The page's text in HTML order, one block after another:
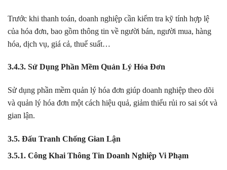
Trước khi thanh toán, doanh nghiệp cần kiểm tra kỹ tính hợp lệ
của hóa đơn, bao gồm thông tin về người bán, người mua, hàng
hóa, dịch vụ, giá cả, thuế suất…
3.4.3. Sử Dụng Phần Mềm Quản Lý Hóa Đơn
Sử dụng phần mềm quản lý hóa đơn giúp doanh nghiệp theo dõi
và quản lý hóa đơn một cách hiệu quả, giảm thiểu rủi ro sai sót và
gian lận.
3.5. Đấu Tranh Chống Gian Lận
3.5.1. Công Khai Thông Tin Doanh Nghiệp Vi Phạm